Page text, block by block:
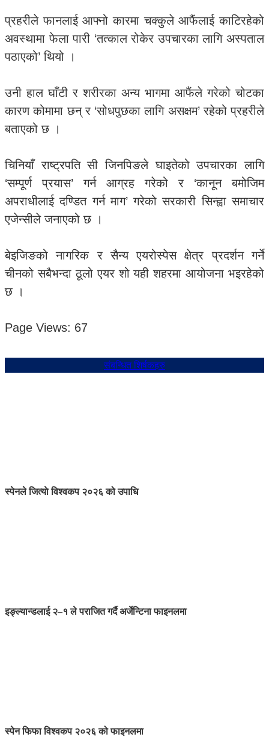
प्रहरीले फानलाई आफ्नो कारमा चक्कुले आफैंलाई काटिरहेको
अवस्थामा फेला पारी ‘तत्काल रोकेर उपचारका लागि अस्पताल
पठाएको’ थियो ।
उनी हाल घाँटी र शरीरका अन्य भागमा आफैंले गरेको चोटका
कारण कोमामा छन् र ‘सोधपुछका लागि असक्षम’ रहेको प्रहरीले
बताएको छ ।
चिनियाँ राष्ट्रपति सी जिनपिङले घाइतेको उपचारका लागि
‘सम्पूर्ण प्रयास’ गर्न आग्रह गरेको र ‘कानून बमोजिम
अपराधीलाई दण्डित गर्न माग’ गरेको सरकारी सिन्ह्वा समाचार
एजेन्सीले जनाएको छ ।
बेइजिङको नागरिक र सैन्य एयरोस्पेस क्षेत्र प्रदर्शन गर्ने
चीनको सबैभन्दा ठूलो एयर शो यही शहरमा आयोजना भइरहेको
छ ।
Page Views: 67
संबन्धित शिर्षकहरु
स्पेनले जित्याे विश्वकप २०२६ को उपाधि
इङ्ल्यान्डलाई २–१ ले पराजित गर्दै अर्जेन्टिना फाइनलमा
स्पेन फिफा विश्वकप २०२६ को फाइनलमा